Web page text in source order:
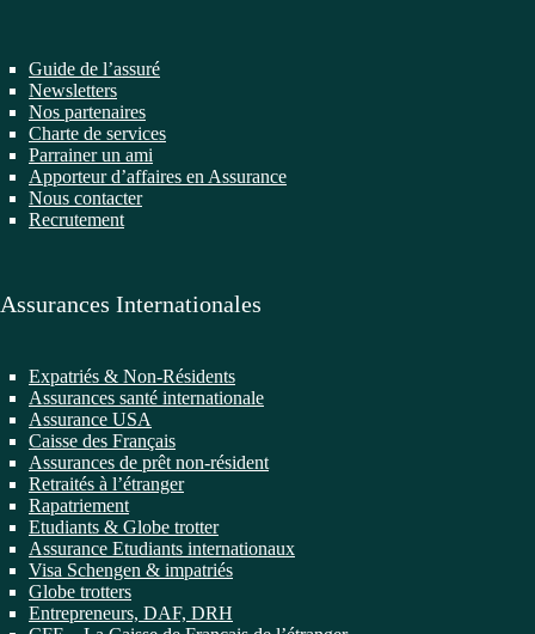
Guide de l’assuré
Newsletters
Nos partenaires
Charte de services
Parrainer un ami
Apporteur d’affaires en Assurance
Nous contacter
Recrutement
Assurances Internationales
Expatriés & Non-Résidents
Assurances santé internationale
Assurance USA
Caisse des Français
Assurances de prêt non-résident
Retraités à l’étranger
Rapatriement
Etudiants & Globe trotter
Assurance Etudiants internationaux
Visa Schengen & impatriés
Globe trotters
Entrepreneurs, DAF, DRH